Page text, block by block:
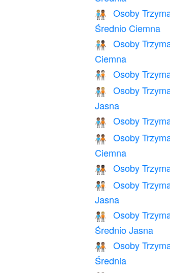
🧑🏼‍🤝‍🧑🏾
Osoby
Średnio Ciemna
🧑🏼‍🤝‍🧑🏿
Osoby
Ciemna
🧑🏽‍🤝‍🧑🏻 Osoby
🧑🏽‍🤝‍🧑🏼
Osoby
Jasna
🧑🏽‍🤝‍🧑🏽 Osoby
🧑🏽‍🤝‍🧑🏾
Osoby
Ciemna
🧑🏽‍🤝‍🧑🏿 Osoby
🧑🏾‍🤝‍🧑🏻
Osoby
Jasna
🧑🏾‍🤝‍🧑🏼
Osoby
Średnio Jasna
🧑🏾‍🤝‍🧑🏽
Osoby
Średnia